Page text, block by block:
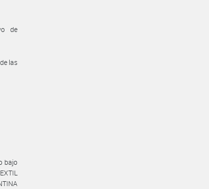
de
las
bajo